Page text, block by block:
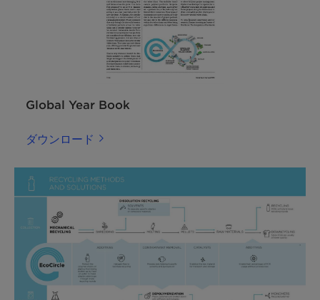
Global Year Book
ダウンロード